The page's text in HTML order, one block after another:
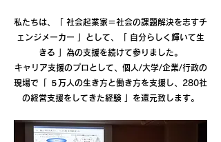
私たちは、「 社会起業家＝社会の課題解決を志すチ
ェンジメーカー 」として、「 自分らしく輝いて生
きる 」為の支援を続けて参りました。
キャリア支援のプロとして、個人/大学/企業/行政の
現場で「 ５万人の生き方と働き方を支援し、280社
の経営支援をしてきた経験 」を還元致します。